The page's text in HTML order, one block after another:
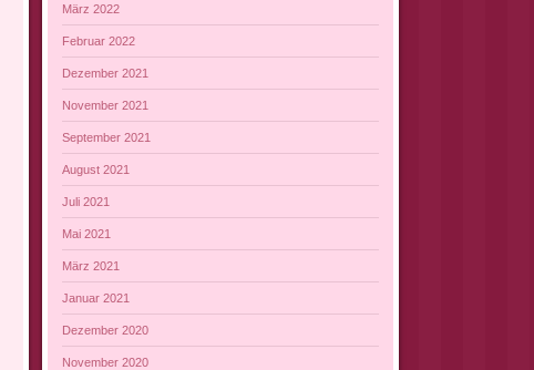
März 2022
Februar 2022
Dezember 2021
November 2021
September 2021
August 2021
Juli 2021
Mai 2021
März 2021
Januar 2021
Dezember 2020
November 2020